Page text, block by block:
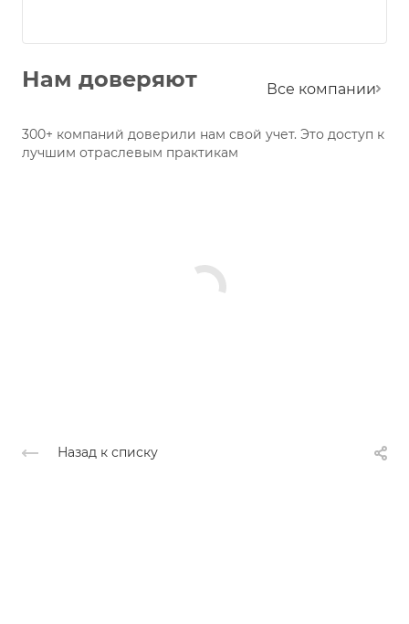
Нам доверяют Все компании
300+ компаний доверили нам свой учет. Это доступ к
лучшим отраслевым практикам
Назад к списку